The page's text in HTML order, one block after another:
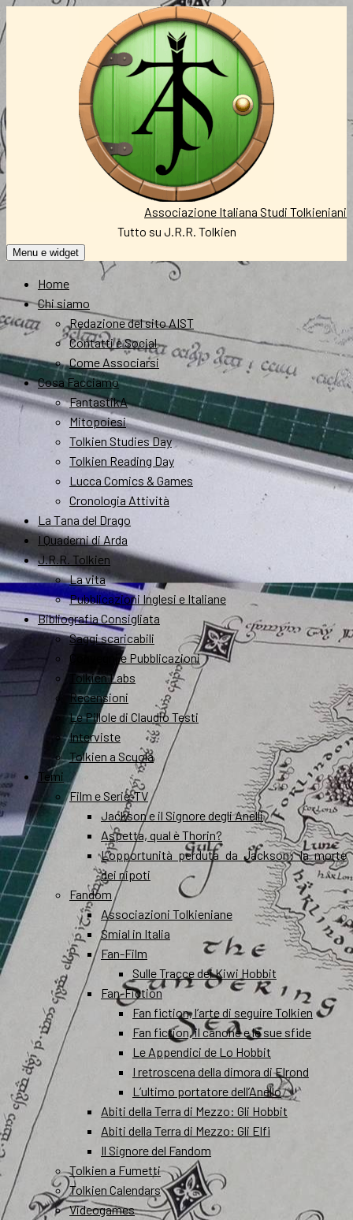
Associazione Italiana Studi Tolkieniani
Tutto su J.R.R. Tolkien
Menu e widget
Home
Chi siamo
Redazione del sito AIST
Contatti e Social
Come Associarsi
Cosa Facciamo
FantastikA
Mitopoiesi
Tolkien Studies Day
Tolkien Reading Day
Lucca Comics & Games
Cronologia Attività
La Tana del Drago
I Quaderni di Arda
J.R.R. Tolkien
La vita
Pubblicazioni Inglesi e Italiane
Bibliografia Consigliata
Saggi scaricabili
Convegni e Pubblicazioni
Tolkien Labs
Recensioni
Le Pillole di Claudio Testi
Interviste
Tolkien a Scuola
Temi
Film e Serie-TV
Jackson e il Signore degli Anelli
Aspetta, qual è Thorin?
L’opportunità perduta da Jackson: la morte
dei nipoti
Fandom
Associazioni Tolkieniane
Smial in Italia
Fan-Film
Sulle Tracce dei Kiwi Hobbit
Fan-Fiction
Fan fiction, l’arte di seguire Tolkien
Fan fiction, il canone e le sue sfide
Le Appendici de Lo Hobbit
I retroscena della dimora di Elrond
L’ultimo portatore dell’Anello
Abiti della Terra di Mezzo: Gli Hobbit
Abiti della Terra di Mezzo: Gli Elfi
Il Signore del Fandom
Tolkien a Fumetti
Tolkien Calendars
Videogames